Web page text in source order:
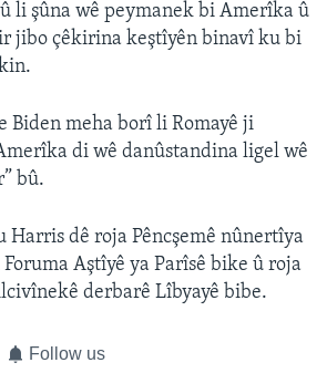
li şûna wê peymanek bi Amerîka û
jibo çêkirina keştîyên binavî ku bi
Biden meha borî li Romayê ji
di wê danûstandina ligel wê
bû.
Harris dê roja Pêncşemê nûnertîya
Aştîyê ya Parîsê bike û roja
derbarê Lîbyayê bibe.
Follow us